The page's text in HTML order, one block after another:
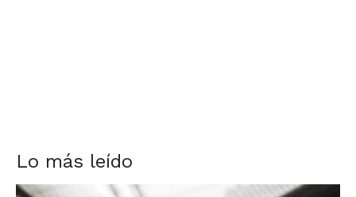
Lo más leído